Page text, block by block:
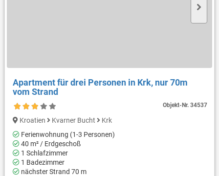
Apartment für drei Personen in Krk, nur 70m
vom Strand
Objekt-Nr.34537
Kroatien Kvarner Bucht
Krk
Ferienwohnung (1-3 Personen)
40 m² / Erdgeschoß
1 Schlafzimmer
1 Badezimmer
nächster Strand 70 m